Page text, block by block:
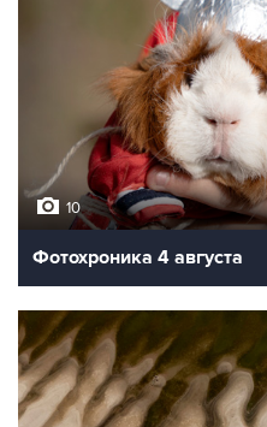
10
Фотохроника 4 августа